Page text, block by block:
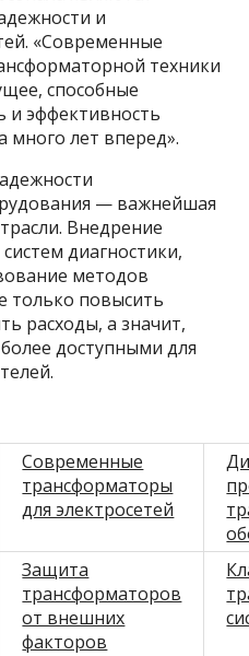
и
«Современные
техники
способные
и эффективность
много лет вперед».
— важнейшая
Внедрение
диагностики,
методов
только повысить
расходы, а значит,
доступными для
Современные
трансформаторы
для электросетей
Защита
трансформаторов
от внешних
факторов